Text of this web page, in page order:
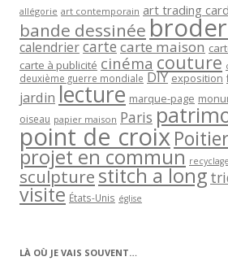
allégorie art contemporain art trading card
bande dessinée
calendriercartecarte maison
carte à publicité cinéma couture
deuxième guerre mondiale DIY exposition
jardin lecture marque-page
oiseau papier maison Paris
point de croix
projet en commun recyclage
sculpturestitch a long
visite États-Unis église
LÀ OÙ JE VAIS SOUVENT…